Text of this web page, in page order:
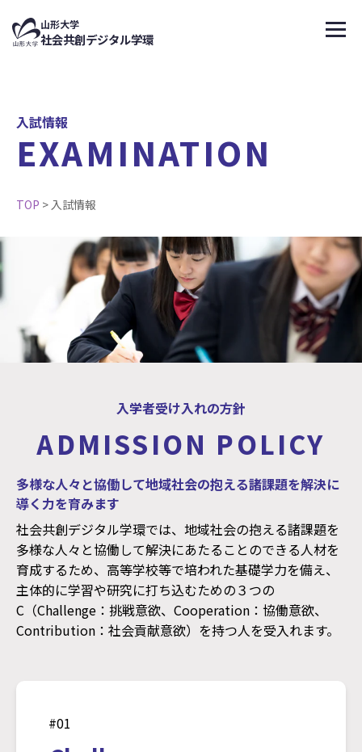
山形大学
社会共創デジタル学環 メニ
入試情報
EXAMINATION
TOP > 入試情報
入学者受け入れの方針
ADMISSION POLICY
多様な人々と協働して地域社会の抱える諸課題を解決に
導く力を育みます
社会共創デジタル学環では、地域社会の抱える諸課題を
多様な人々と協働して解決にあたることのできる人材を
育成するため、高等学校等で培われた基礎学力を備え、
主体的に学習や研究に打ち込むための３つの
C（Challenge：挑戦意欲、Cooperation：協働意欲、
Contribution：社会貢献意欲）を持つ人を受入れます。
#01
↑